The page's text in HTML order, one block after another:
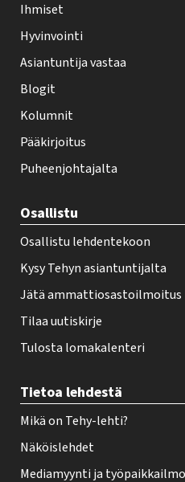
e
h
t
i
f
o
t
r
Ihmiset
Hyvinvointi
Asiantuntija vastaa
Blogit
Kolumnit
Pääkirjoitus
Puheenjohtajalta
Osallistu
Osallistu lehdentekoon
Kysy Tehyn asiantuntijalta
Jätä ammattiosastoilmoitus
Tilaa uutiskirje
Tulosta lomakalenteri
Tietoa lehdestä
Mikä on Tehy-lehti?
Näköislehdet
Mediamyynti ja